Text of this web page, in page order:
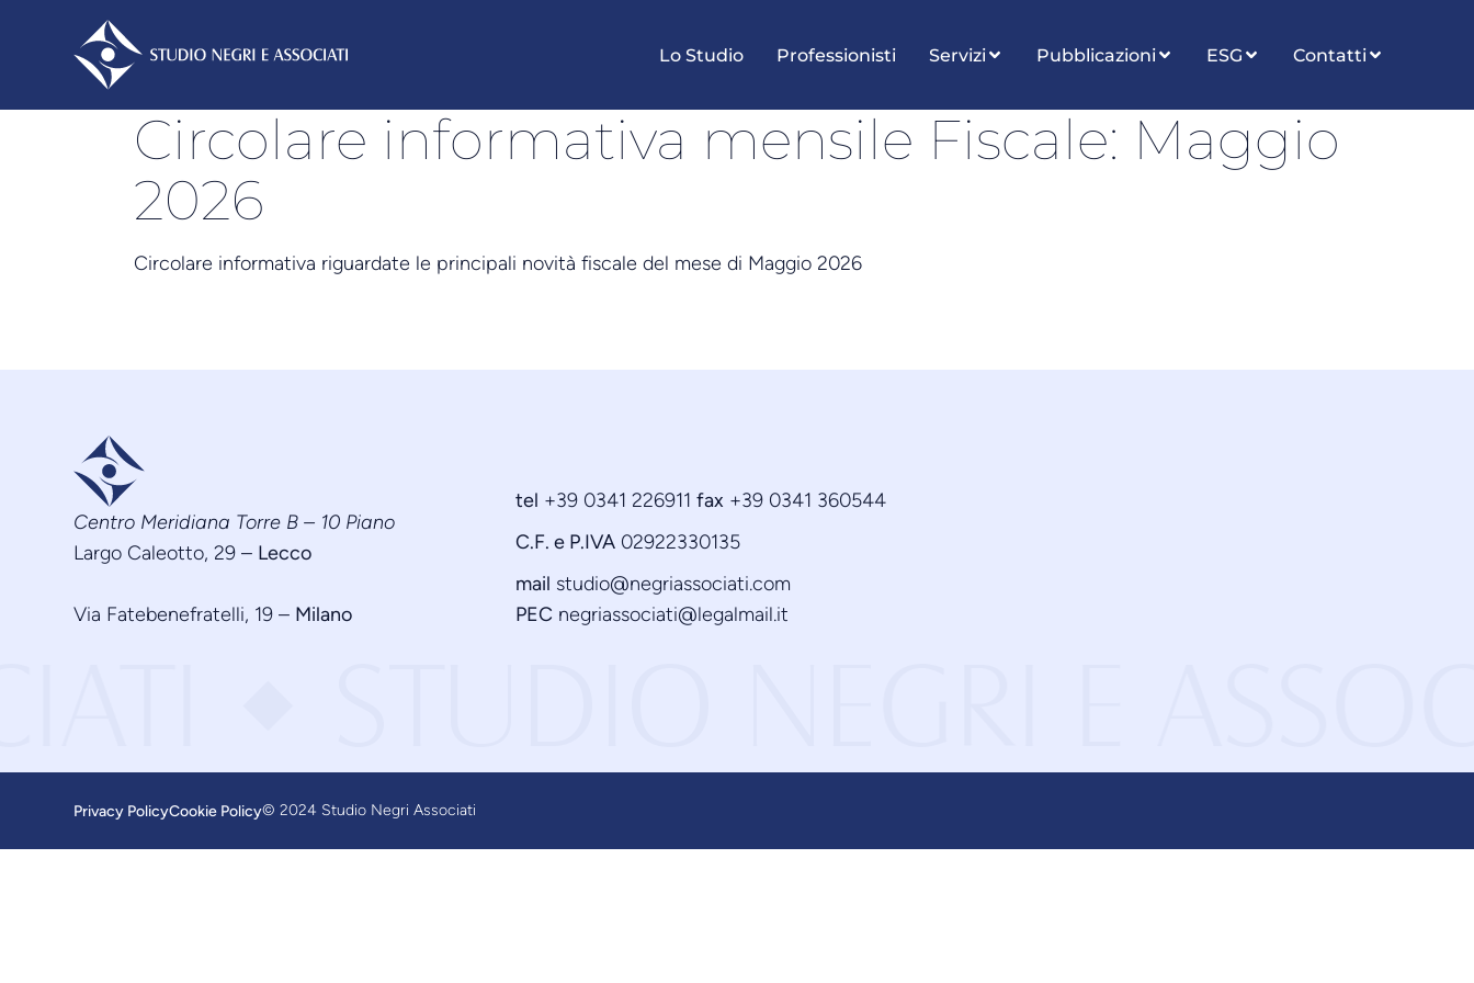
Lo Studio Professionisti Servizi Pubblicazioni ESG Contatti
Circolare informativa mensile Fiscale: Maggio
2026
Circolare informativa riguardate le principali novità fiscale del mese di Maggio 2026
Centro Meridiana Torre B – 10 Piano
Largo Caleotto, 29 – Lecco
Via Fatebenefratelli, 19 – Milano
tel +39 0341 226911 fax +39 0341 360544
C.F. e P.IVA 02922330135
mail studio@negriassociati.com
PEC negriassociati@legalmail.it
Privacy PolicyCookie Policy© 2024 Studio Negri Associati